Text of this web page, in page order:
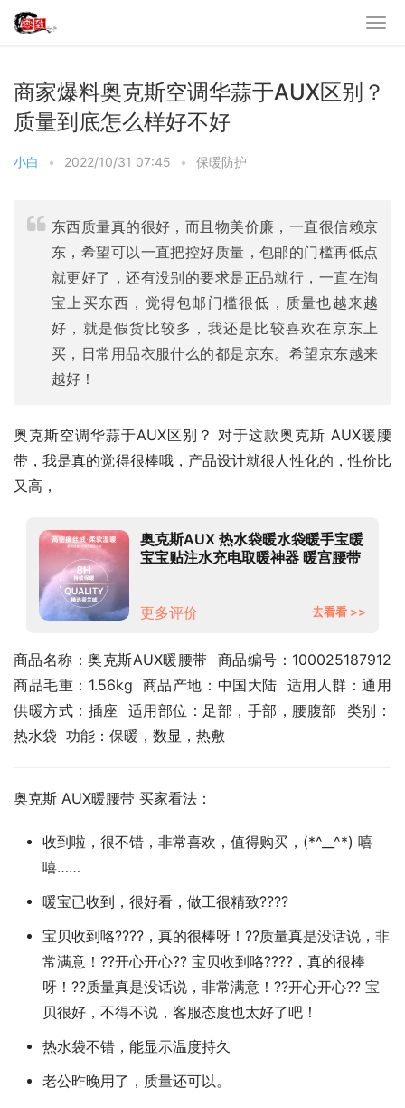
商家爆料奥克斯空调华蒜于AUX区别？
质量到底怎么样好不好
小白 • 2022/10/31 07:45 • 保暖防护
东西质量真的很好，而且物美价廉，一直很信赖京
东，希望可以一直把控好质量，包邮的门槛再低点
就更好了，还有没别的要求是正品就行，一直在淘
宝上买东西，觉得包邮门槛很低，质量也越来越
好，就是假货比较多，我还是比较喜欢在京东上
买，日常用品衣服什么的都是京东。希望京东越来
越好！
奥克斯空调华蒜于AUX区别？ 对于这款奥克斯 AUX暖腰
带，我是真的觉得很棒哦，产品设计就很人性化的，性价比
又高，
奥克斯AUX 热水袋暖水袋暖手宝暖
宝宝贴注水充电取暖神器 暖宫腰带
更多评价
去看看 >>
商品名称：奥克斯AUX暖腰带  商品编号：100025187912
商品毛重：1.56kg  商品产地：中国大陆  适用人群：通用
供暖方式：插座  适用部位：足部，手部，腰腹部  类别：
热水袋  功能：保暖，数显，热敷
奥克斯 AUX暖腰带 买家看法：
收到啦，很不错，非常喜欢，值得购买，(*^__^*) 嘻
嘻……
暖宝已收到，很好看，做工很精致????
宝贝收到咯????，真的很棒呀！??质量真是没话说，非
常满意！??开心开心?? 宝贝收到咯????，真的很棒
呀！??质量真是没话说，非常满意！??开心开心?? 宝
贝很好，不得不说，客服态度也太好了吧！
热水袋不错，能显示温度持久
老公昨晚用了，质量还可以。